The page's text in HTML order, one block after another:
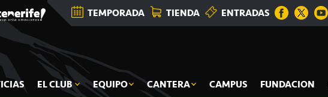
TEMPORADA TIENDA ENTRADAS
EL CLUB EQUIPO CANTERA CAMPUS FUNDACION